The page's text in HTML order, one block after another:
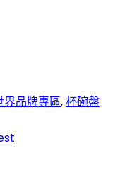
界品牌專區,杯碗盤